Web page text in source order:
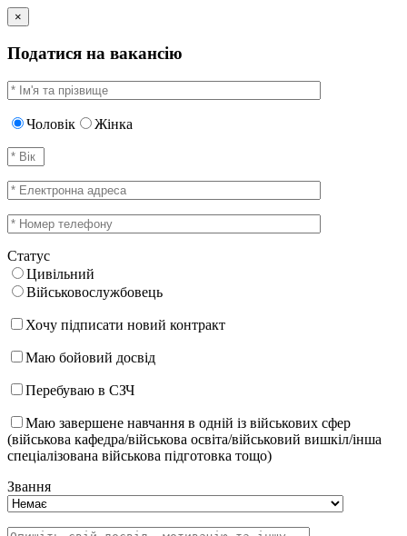
×
Податися на вакансію
Чоловік Жінка
Статус
Цивільний
Військовослужбовець
Хочу підписати новий контракт
Маю бойовий досвід
Перебуваю в СЗЧ
Маю завершене навчання в одній із військових сфер
(військова кафедра/військова освіта/військовий вишкіл/інша
спеціалізована військова підготовка тощо)
Звання